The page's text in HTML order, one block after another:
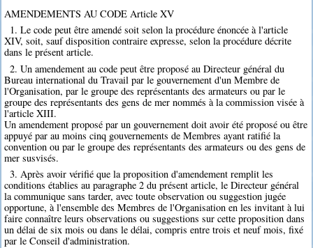
AMENDEMENTS AU CODE Article XV
1. Le code peut être amendé soit selon la procédure énoncée à l'article
XIV, soit, sauf disposition contraire expresse, selon la procédure décrite
dans le présent article.
2. Un amendement au code peut être proposé au Directeur général du
Bureau international du Travail par le gouvernement d'un Membre de
l'Organisation, par le groupe des représentants des armateurs ou par le
groupe des représentants des gens de mer nommés à la commission visée à
l'article XIII.
Un amendement proposé par un gouvernement doit avoir été proposé ou être
appuyé par au moins cinq gouvernements de Membres ayant ratifié la
convention ou par le groupe des représentants des armateurs ou des gens de
mer susvisés.
3. Après avoir vérifié que la proposition d'amendement remplit les
conditions établies au paragraphe 2 du présent article, le Directeur général
la communique sans tarder, avec toute observation ou suggestion jugée
opportune, à l'ensemble des Membres de l'Organisation en les invitant à lui
faire connaître leurs observations ou suggestions sur cette proposition dans
un délai de six mois ou dans le délai, compris entre trois et neuf mois, fixé
par le Conseil d'administration.